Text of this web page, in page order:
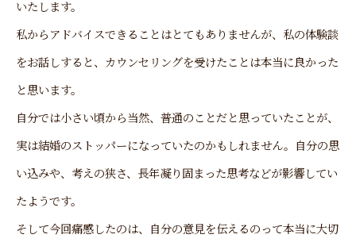
いたします。
私からアドバイスできることはとてもありませんが、私の体験談
をお話しすると、カウンセリングを受けたことは本当に良かった
と思います。
自分では小さい頃から当然、普通のことだと思っていたことが、
実は結婚のストッパーになっていたのかもしれません。自分の思
い込みや、考えの狭さ、長年凝り固まった思考などが影響してい
たようです。
そして今回痛感したのは、自分の意見を伝えるのって本当に大切